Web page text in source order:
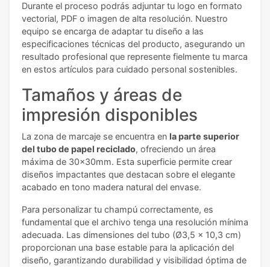
Durante el proceso podrás adjuntar tu logo en formato
vectorial, PDF o imagen de alta resolución. Nuestro
equipo se encarga de adaptar tu diseño a las
especificaciones técnicas del producto, asegurando un
resultado profesional que represente fielmente tu marca
en estos artículos para cuidado personal sostenibles.
Tamaños y áreas de
impresión disponibles
La zona de marcaje se encuentra en la parte superior
del tubo de papel reciclado, ofreciendo un área
máxima de 30x30mm. Esta superficie permite crear
diseños impactantes que destacan sobre el elegante
acabado en tono madera natural del envase.
Para personalizar tu champú correctamente, es
fundamental que el archivo tenga una resolución mínima
adecuada. Las dimensiones del tubo (Ø3,5 x 10,3 cm)
proporcionan una base estable para la aplicación del
diseño, garantizando durabilidad y visibilidad óptima de